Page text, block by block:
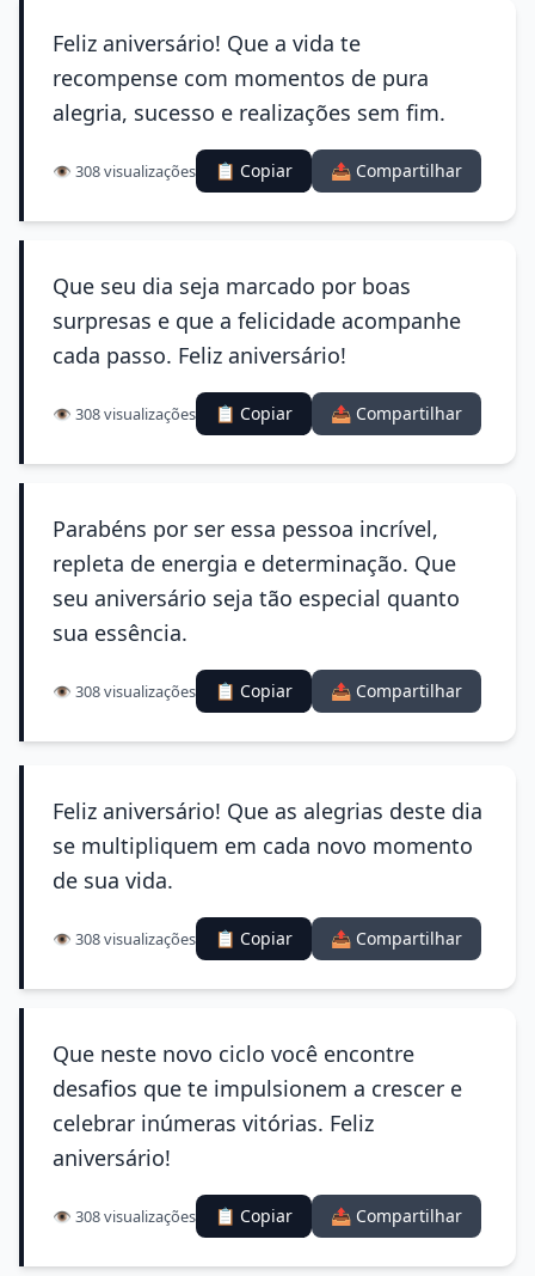
Feliz aniversário! Que a vida te
recompense com momentos de pura
alegria, sucesso e realizações sem fim.
👁️ 308 visualizações 📋 Copiar 📤 Compartilhar
Que seu dia seja marcado por boas
surpresas e que a felicidade acompanhe
cada passo. Feliz aniversário!
👁️ 308 visualizações 📋 Copiar 📤 Compartilhar
Parabéns por ser essa pessoa incrível,
repleta de energia e determinação. Que
seu aniversário seja tão especial quanto
sua essência.
👁️ 308 visualizações 📋 Copiar 📤 Compartilhar
Feliz aniversário! Que as alegrias deste dia
se multipliquem em cada novo momento
de sua vida.
👁️ 308 visualizações 📋 Copiar 📤 Compartilhar
Que neste novo ciclo você encontre
desafios que te impulsionem a crescer e
celebrar inúmeras vitórias. Feliz
aniversário!
👁️ 308 visualizações 📋 Copiar 📤 Compartilhar